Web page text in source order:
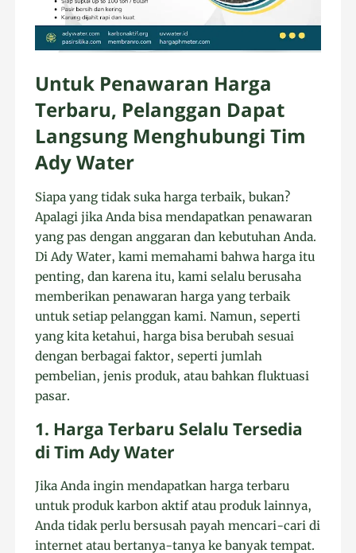
Untuk Penawaran Harga
Terbaru, Pelanggan Dapat
Langsung Menghubungi Tim
Ady Water
Siapa yang tidak suka harga terbaik, bukan?
Apalagi jika Anda bisa mendapatkan penawaran
yang pas dengan anggaran dan kebutuhan Anda.
Di Ady Water, kami memahami bahwa harga itu
penting, dan karena itu, kami selalu berusaha
memberikan penawaran harga yang terbaik
untuk setiap pelanggan kami. Namun, seperti
yang kita ketahui, harga bisa berubah sesuai
dengan berbagai faktor, seperti jumlah
pembelian, jenis produk, atau bahkan fluktuasi
pasar.
1. Harga Terbaru Selalu Tersedia
di Tim Ady Water
Jika Anda ingin mendapatkan harga terbaru
untuk produk karbon aktif atau produk lainnya,
Anda tidak perlu bersusah payah mencari-cari di
internet atau bertanya-tanya ke banyak tempat.